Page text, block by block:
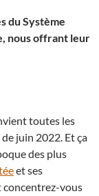
du Système
nous offrant leur
toutes les
juin 2022. Et ça
des plus
et ses
concentrez-vous